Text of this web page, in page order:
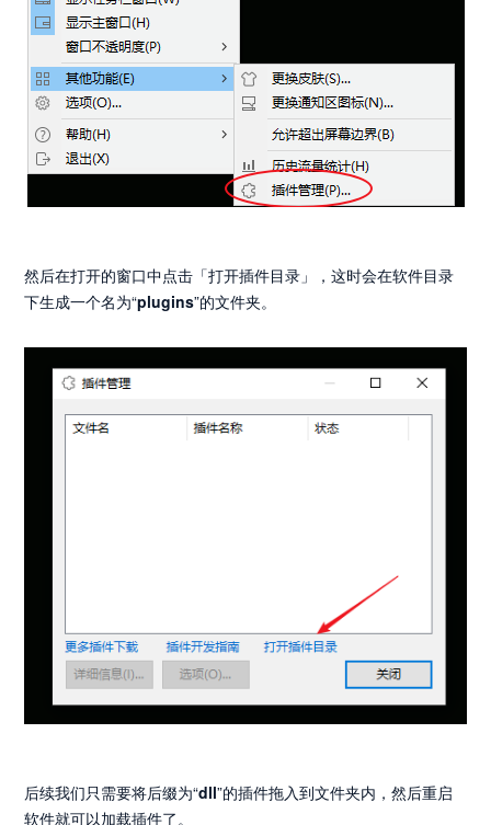
然后在打开的窗口中点击「打开插件目录」，这时会在软件目录
下生成一个名为“plugins”的文件夹。
后续我们只需要将后缀为“dll”的插件拖入到文件夹内，然后重启
软件就可以加载插件了。